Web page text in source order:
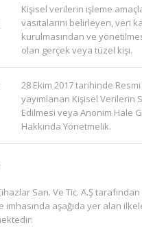
Kişisel verilerin işleme
vasıtalarını belirleyen, veri
kurulmasından ve
olan gerçek veya tüzel kişi.
28 Ekim 2017 tarihinde
yayımlanan Kişisel Verilerin
Edilmesi veya Anonim Hale
Hakkında Yönetmelik.
San. Ve Tic. A.Ş
imhasında aşağıda yer alan